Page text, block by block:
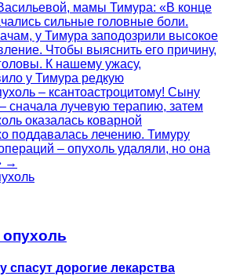
мамы Тимура: «В конце
сильные головные боли.
у Тимура заподозрили высокое
Чтобы выяснить его причину,
К нашему ужасу,
у Тимура редкую
– ксантоастроцитому! Сыну
сначала лучевую терапию, затем
оказалась коварной
поддавалась лечению. Тимуру
– опухоль удаляли, но она
→
спасут дорогие лекарства